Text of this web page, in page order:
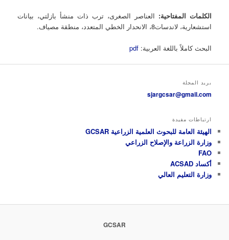
الكلمات المفتاحية: العناصر الصغرى، ترب ذات منشأ بازلتي، بيانات
استشعارية، لاندسات8، الانحدار الخطي المتعدد، منطقة مصياف.
البحث كاملاً باللغة العربية:pdf
بريد المجلة
sjargcsar@gmail.com
ارتباطات مفيدة
الهيئة العامة للبحوث العلمية الزراعية GCSAR
وزارة الزراعة والإصلاح الزراعي
FAO
أكساد ACSAD
وزارة التعليم العالي
GCSAR